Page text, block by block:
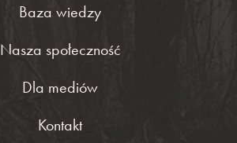
Baza wiedzy
Nasza społeczność
Dla mediów
Kontakt